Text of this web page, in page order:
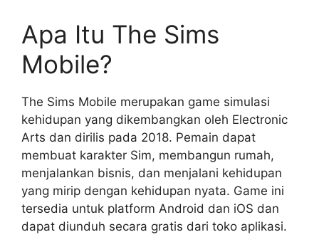
Apa Itu The Sims
Mobile?
The Sims Mobile merupakan game simulasi
kehidupan yang dikembangkan oleh Electronic
Arts dan dirilis pada 2018. Pemain dapat
membuat karakter Sim, membangun rumah,
menjalankan bisnis, dan menjalani kehidupan
yang mirip dengan kehidupan nyata. Game ini
tersedia untuk platform Android dan iOS dan
dapat diunduh secara gratis dari toko aplikasi.